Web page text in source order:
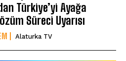
Türkiye’yi Ayağa
Süreci Uyarısı
Alaturka TV